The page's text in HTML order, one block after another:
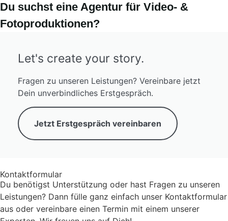
Du suchst eine Agentur für Video- &
Fotoproduktionen?
Let's create your story.
Fragen zu unseren Leistungen? Vereinbare jetzt
Dein unverbindliches Erstgespräch.
Jetzt Erstgespräch vereinbaren
Kontaktformular
Du benötigst Unterstützung oder hast Fragen zu unseren
Leistungen? Dann fülle ganz einfach unser Kontaktformular
aus oder vereinbare einen Termin mit einem unserer